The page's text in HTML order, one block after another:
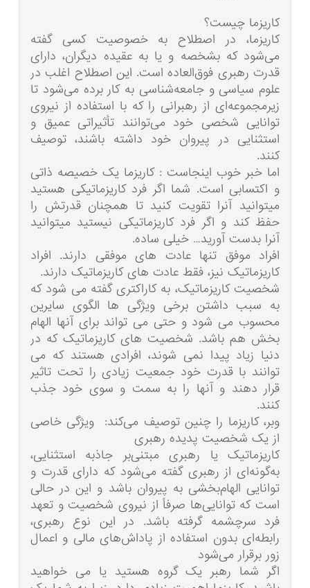
کاریزما چیست؟
کاریزما، در اصطلاح به خصوصیت کسی گفته
می‌شود که بشخصه و یا به عقیده دیگران، دارای
قدرت رهبری فوق‌العاده است. این اصطلاح اغلب در
علوم سیاسی و جامعه‌شناسی به کار برده می‌شود تا
زیرمجموعه‌ای از رهبرانی را که با استفاده از نیروی
توانایی شخصی خود می‌توانند تأثیراتی عمیق و
استثنایی در پیروان خود داشته باشند، توصیف
کنند.
اما خبر خوب اینجاست : کاریزما یک خصیصه ذاتی
و اکتسابی است. شما اگر فرد کاریزماتیکی هستید
میتوانید آنرا تقویت کنید تا همچنان قدرتش را
حفظ کند و اگر فرد کاریزماتیکی نیستید میتوانید
آنرا بدست آورید… خیلی ساده.
افراد موفق تنها عادت های موفقی دارند. افراد
کاریزماتیک نیز، فقط عادت های کاریزماتیک دارند.
شخصیت کاریزماتیک، به کاراکتری گفته می شود که
به سبب داشتن برخی ویژگی ها الگوی سایرین
محسوب می شود و حتی می تواند برای آنها الهام
بخش هم باشد. شخصیت های کاریزماتیک که در
دنیا زیاد پیدا نمی شوند، افرادی هستند که می
توانند با قدرت خود جمعیت زیادی را تحت تاثیر
قرار دهند و آنها را به سمت و سوی خود جذب
کنند.
وبر، کاریزما را چنین توصیف می‌کند: ویژگی خاصی
از یک شخصیت پدیده رهبری
کاریزماتیک یا رهبری مبتنی‌بر جاذبه استثنایی،
به‌گونه‌ای از رهبری گفته می‌شود که دارای قدرت و
توانایی الهام‌بخشی به پیروان باشد و این در حالی
است که توانایی‌ها صرفاً از نیروی شخصیت و تعهد
فرد سرچشمه گرفته باشد. در این نوع رهبری،
رابطه‌ای بدون استفاده از پاداش‌های مالی و اعمال
زور برقرار می‌شود
اگر شما رهبر یک گروه هستید یا می خواهید